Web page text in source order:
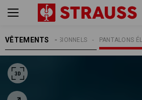
VÊTEMENTS PANTALONS
PROFESSIONNELS